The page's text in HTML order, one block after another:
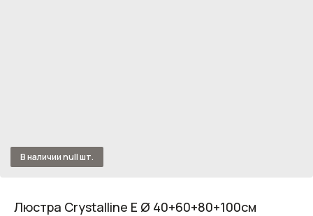
Люстра Crystalline E Ø 40+60+80+100см